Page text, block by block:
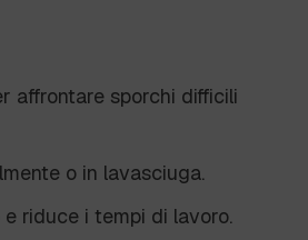
affrontare sporchi difficili
o in lavasciuga.
e riduce i tempi di lavoro.